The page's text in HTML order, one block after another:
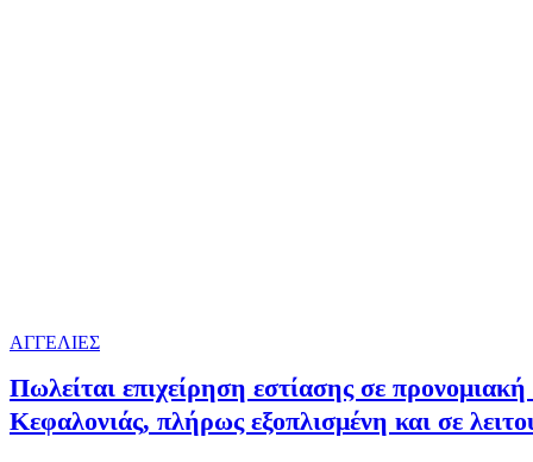
ΑΓΓΕΛΙΕΣ
Πωλείται επιχείρηση εστίασης σε
Κεφαλονιάς, πλήρως εξοπλισμένη και σε